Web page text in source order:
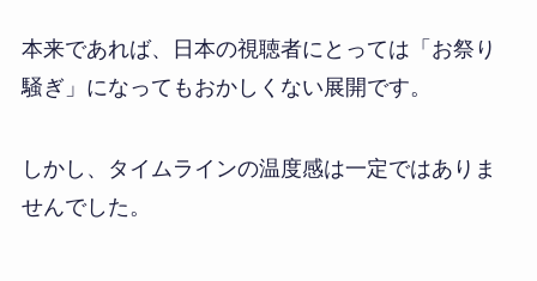
本来であれば、日本の視聴者にとっては「お祭り
騒ぎ」になってもおかしくない展開です。
しかし、タイムラインの温度感は一定ではありま
せんでした。